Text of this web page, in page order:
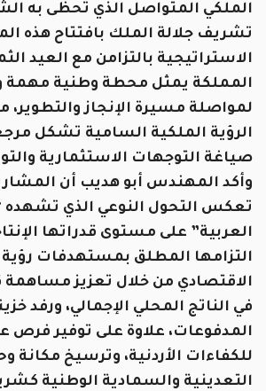
الملكي المتواصل الذي تحظى به
تشريف جلالة الملك بافتتاح هذه
الاستراتيجية بالتزامن مع العيد
المملكة يمثل محطة وطنية مهمة
لمواصلة مسيرة الإنجاز والتطوير،
الرؤية الملكية السامية تشكل
صياغة التوجهات الاستثمارية
وأكد المهندس أبو هديب أن
تعكس التحول النوعي الذي تشهده
العربية” على مستوى قدراتها
التزامها المطلق بمستهدفات رؤية
الاقتصادي من خلال تعزيز مساهمة
في الناتج المحلي الإجمالي، ورفد
المدفوعات، علاوة على توفير فرص
للكفاءات الأردنية، وترسيخ مكانة
التعدينية والسمادية الوطنية